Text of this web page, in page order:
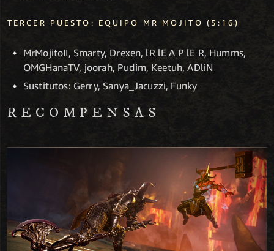
TERCER PUESTO: EQUIPO MR MOJITO (5:16)
MrMojitoII, Smarty, Drexen, lR lE A P lE R, Humms,
OMGHanaTV, joorah, Pudim, Keetuh, ADliN
Sustitutos: Gerry, Sanya_Jacuzzi, Funky
RECOMPENSAS